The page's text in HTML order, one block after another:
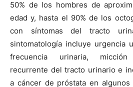
50% de los hombres de
edad y, hasta el 90% de los
con síntomas del tracto
sintomatología incluye urgencia
frecuencia urinaria,
recurrente del tracto urinario e
a cáncer de próstata en algunos